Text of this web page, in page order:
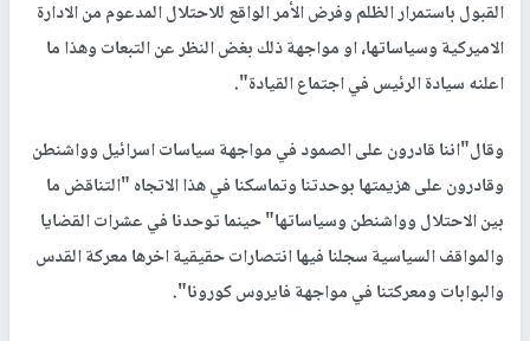
القبول باستمرار الظلم وفرض الأمر الواقع للاحتلال المدعوم من الادارة
الاميركية وسياساتها، او مواجهة ذلك بغض النظر عن التبعات وهذا ما
اعلنه سيادة الرئيس في اجتماع القيادة".
وقال"اننا قادرون على الصمود في مواجهة سياسات اسرائيل وواشنطن
وقادرون على هزيمتها بوحدتنا وتماسكنا في هذا الاتجاه "التناقض ما
بين الاحتلال وواشنطن وسياساتها" حينما توحدنا في عشرات القضايا
والمواقف السياسية سجلنا فيها انتصارات حقيقية اخرها معركة القدس
والبوابات ومعركتنا في مواجهة فايروس كورونا".